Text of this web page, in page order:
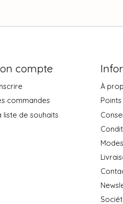
compte
commandes
liste de souhaits
À